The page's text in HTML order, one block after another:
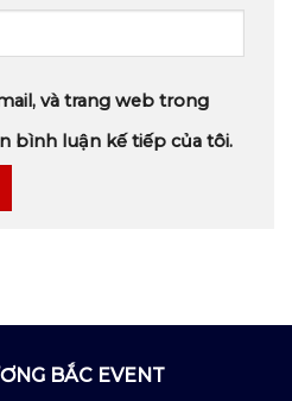
và trang web trong
bình luận kế tiếp của tôi.
BẮC EVENT